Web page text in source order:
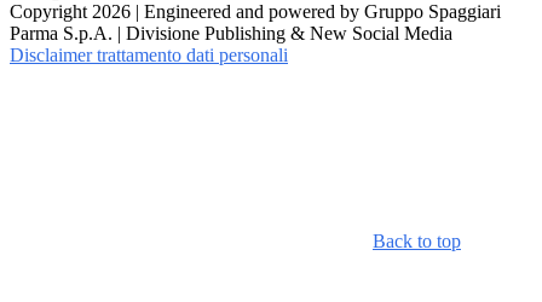
Copyright 2026 | Engineered and powered by Gruppo Spaggiari
Parma S.p.A. | Divisione Publishing & New Social Media
Disclaimer trattamento dati personali
Back to top